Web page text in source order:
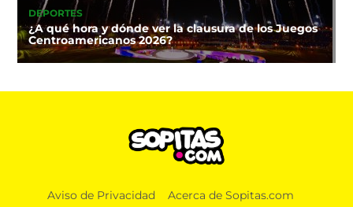
DEPORTES
¿A qué hora y dónde ver la clausura de los Juegos
Centroamericanos 2026?
Aviso de Privacidad Acerca de Sopitas.com